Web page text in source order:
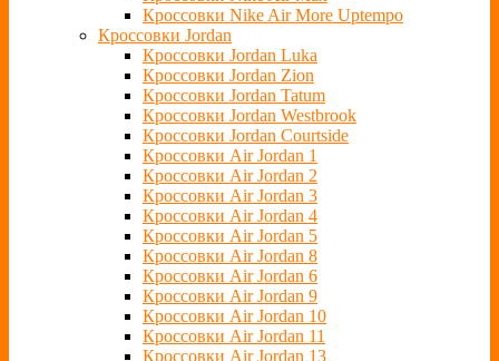
Кроссовки Nike Air More Uptempo
Кроссовки Jordan
Кроссовки Jordan Luka
Кроссовки Jordan Zion
Кроссовки Jordan Tatum
Кроссовки Jordan Westbrook
Кроссовки Jordan Courtside
Кроссовки Air Jordan 1
Кроссовки Air Jordan 2
Кроссовки Air Jordan 3
Кроссовки Air Jordan 4
Кроссовки Air Jordan 5
Кроссовки Air Jordan 8
Кроссовки Air Jordan 6
Кроссовки Air Jordan 9
Кроссовки Air Jordan 10
Кроссовки Air Jordan 11
Кроссовки Air Jordan 13